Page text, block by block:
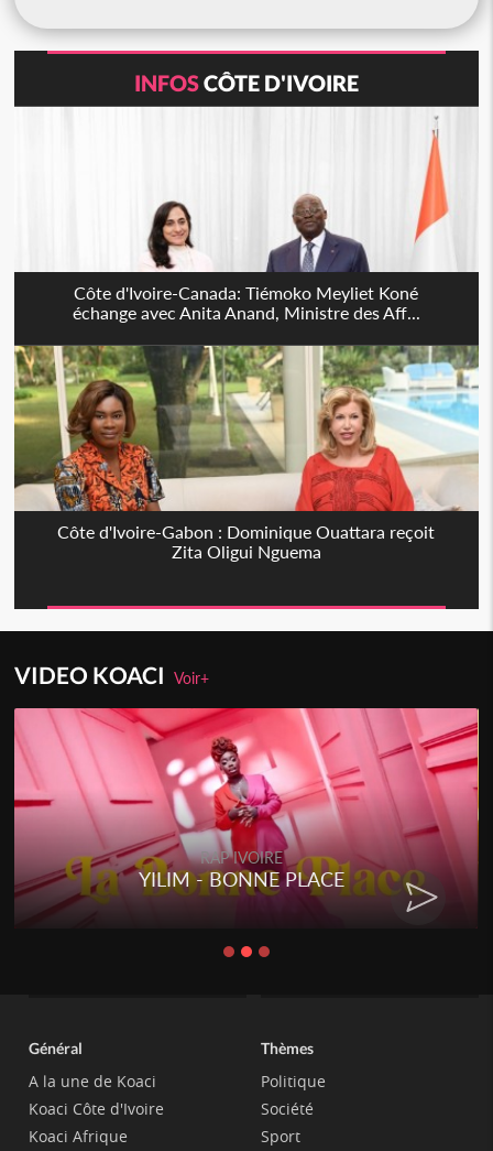
INFOSCÔTE D'IVOIRE
Côte d'Ivoire-Canada: Tiémoko Meyliet Koné
échange avec Anita Anand, Ministre des Aff...
Côte d'Ivoire-Gabon : Dominique Ouattara reçoit
Zita Oligui Nguema
VIDEO KOACIVoir+
RAP IVOIRE
YILIM - BONNE PLACE
Général
A la une de Koaci
Koaci Côte d'Ivoire
Koaci Afrique
Thèmes
Politique
Société
Sport